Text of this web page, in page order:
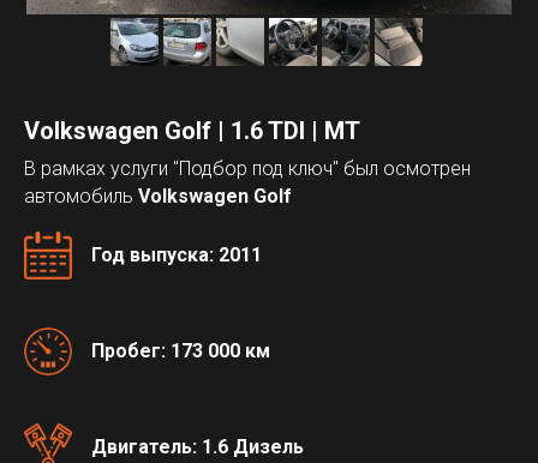
Volkswagen Golf | 1.6 TDI | MT
В рамках услуги "Подбор под ключ" был осмотрен
автомобиль Volkswagen Golf
Год выпуска: 2011
Пробег: 173 000 км
Двигатель: 1.6 Дизель